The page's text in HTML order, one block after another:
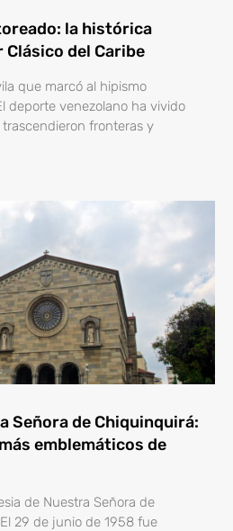
la histórica
del Caribe
que marcó al hipismo
deporte venezolano ha vivido
fronteras y
Señora de Chiquinquirá:
emblemáticos de
de Nuestra Señora de
29 de junio de 1958 fue